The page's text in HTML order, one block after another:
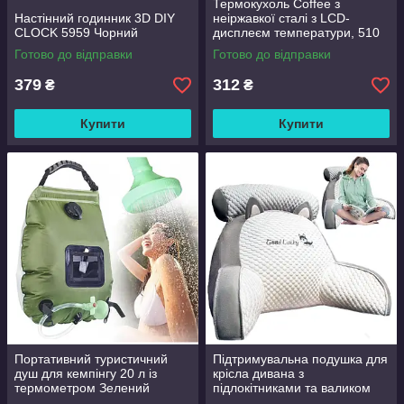
Настінний годинник 3D DIY
CLOCK 5959 Чорний
Готово до відправки
379 ₴
Купити
Термокухоль Coffee з
неіржавкої сталі з LCD-
дисплеєм температури, 510
мл Чорний
Готово до відправки
312 ₴
Купити
Портативний туристичний
душ для кемпінгу 20 л із
термометром Зелений
Підтримувальна подушка для
крісла дивана з
підлокітниками та валиком